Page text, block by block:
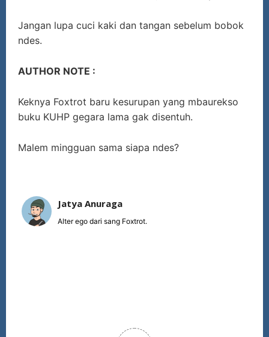
Jangan lupa cuci kaki dan tangan sebelum bobok
ndes.
AUTHOR NOTE :
Keknya Foxtrot baru kesurupan yang mbaurekso
buku KUHP gegara lama gak disentuh.
Malem mingguan sama siapa ndes?
Jatya Anuraga
Alter ego dari sang Foxtrot.